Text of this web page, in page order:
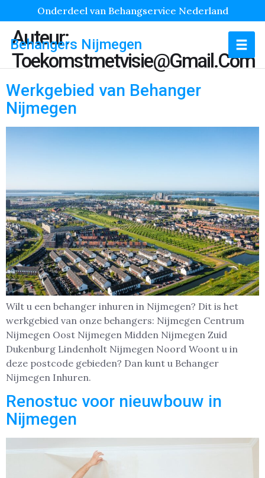
Onderdeel van Behangservice Nederland
Behangers Nijmegen
Auteur:
Toekomstmetvisie@gmail.com
Werkgebied van Behanger
Nijmegen
Wilt u een behanger inhuren in Nijmegen? Dit is het
werkgebied van onze behangers: Nijmegen Centrum
Nijmegen Oost Nijmegen Midden Nijmegen Zuid
Dukenburg Lindenholt Nijmegen Noord Woont u in
deze postcode gebieden? Dan kunt u Behanger
Nijmegen Inhuren.
Renostuc voor nieuwbouw in
Nijmegen